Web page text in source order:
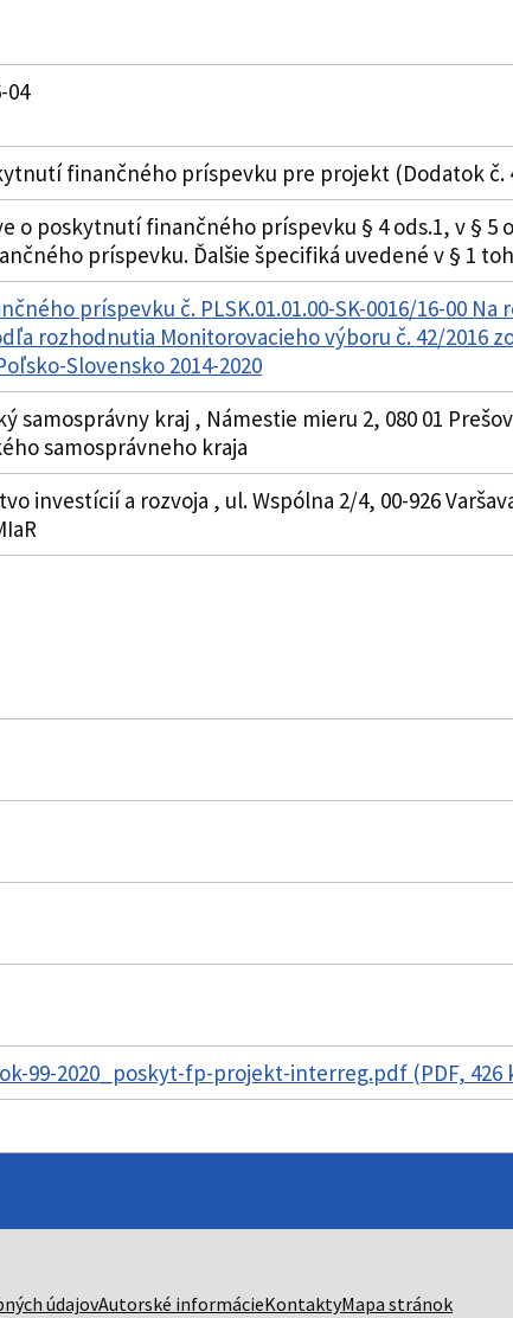
04
finančného príspevku pre projekt (Dodatok č.
o poskytnutí finančného príspevku § 4 ods.1, v § 5
príspevku. Ďalšie špecifiká uvedené v § 1
príspevku č. PLSK.01.01.00-SK-0016/16-00
rozhodnutia Monitorovacieho výboru č. 42/2016
Slovensko 2014-2020
samosprávny kraj , Námestie mieru 2, 080 01
samosprávneho kraja
investícií a rozvoja , ul. Wspólna 2/4, 00-926
99-2020_poskyt-fp-projekt-interreg.pdf (PDF, 426
údajovAutorské informácieKontaktyMapa stránok